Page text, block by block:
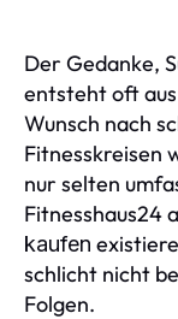
Der Gedanke,
entsteht oft
Wunsch nach
Fitnesskreisen
nur selten
Fitnesshaus24
kaufen
schlicht nicht
Folgen.